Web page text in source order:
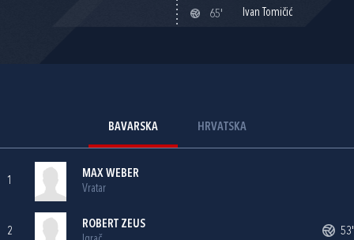
65'
Ivan Tomičić
BAVARSKA HRVATSKA
1
MAX WEBER
Vratar
2
ROBERT ZEUS
53'